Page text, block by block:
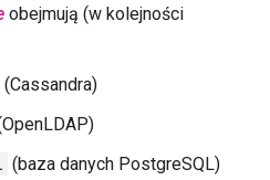
obejmują (w kolejności
(Cassandra)
(baza danych PostgreSQL)